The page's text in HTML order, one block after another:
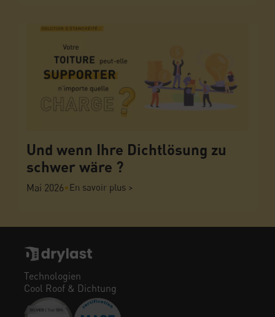
Und wenn Ihre Dichtlösung zu
schwer wäre ?
Mai 2026•En savoir plus >
Technologien
Cool Roof & Dichtung